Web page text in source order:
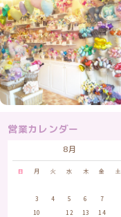
営業カレンダー
8月
日 月 火 水 木 金
土
3 4 5 6 7
10 12 13 14